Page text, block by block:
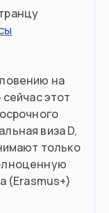
на
этот
виза D,
только
(Erasmus+)